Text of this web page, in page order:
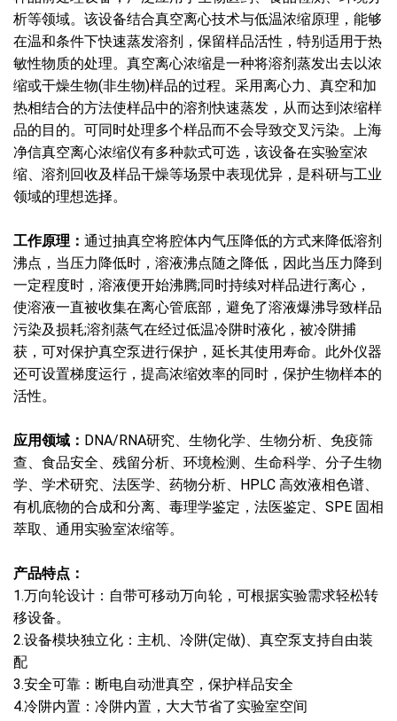
析等领域。该设备结合真空离心技术与低温浓缩原理，能够
在温和条件下快速蒸发溶剂，保留样品活性，特别适用于热
敏性物质的处理。真空离心浓缩是一种将溶剂蒸发出去以浓
缩或干燥生物(非生物)样品的过程。采用离心力、真空和加
热相结合的方法使样品中的溶剂快速蒸发，从而达到浓缩样
品的目的。可同时处理多个样品而不会导致交叉污染。上海
净信真空离心浓缩仪有多种款式可选，该设备在实验室浓
缩、溶剂回收及样品干燥等场景中表现优异，是科研与工业
领域的理想选择。
工作原理： 通过抽真空将腔体内气压降低的方式来降低溶剂
沸点，当压力降低时，溶液沸点随之降低，因此当压力降到
一定程度时，溶液便开始沸腾;同时持续对样品进行离心，
使溶液一直被收集在离心管底部，避免了溶液爆沸导致样品
污染及损耗;溶剂蒸气在经过低温冷阱时液化，被冷阱捕
获，可对保护真空泵进行保护，延长其使用寿命。此外仪器
还可设置梯度运行，提高浓缩效率的同时，保护生物样本的
活性。
应用领域： DNA/RNA研究、生物化学、生物分析、免疫筛
查、食品安全、残留分析、环境检测、生命科学、分子生物
学、学术研究、法医学、药物分析、HPLC 高效液相色谱、
有机底物的合成和分离、毒理学鉴定，法医鉴定、SPE 固相
萃取、通用实验室浓缩等。
产品特点：
1.万向轮设计：自带可移动万向轮，可根据实验需求轻松转
移设备。
2.设备模块独立化：主机、冷阱(定做)、真空泵支持自由装
配
3.安全可靠：断电自动泄真空，保护样品安全
4.冷阱内置：冷阱内置，大大节省了实验室空间